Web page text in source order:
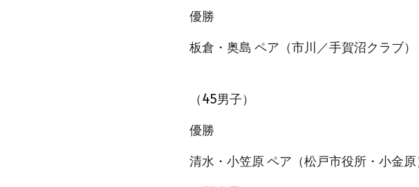
優勝
板倉・奥島 ペア（市川／手賀沼クラブ）
（45男子）
優勝
清水・小笠原 ペア（松戸市役所・小金原